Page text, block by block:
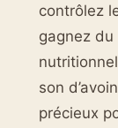
contrôlez
gagnez
son
précieux